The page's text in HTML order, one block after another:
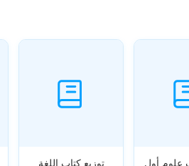
علوم أول توزيع كتاب اللغة